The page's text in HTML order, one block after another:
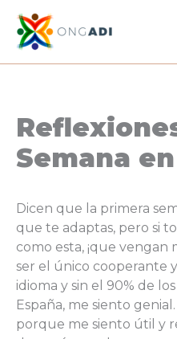
contenido
Semana
Dicen que la primera
que te adaptas, pero si
como esta, ¡que vengan
ser el único cooperante
idioma y sin el 90% de
España, me siento
porque me siento útil y